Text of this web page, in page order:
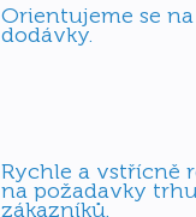
Orientujeme se
dodávky.
Rychle a vstřícně
na požadavky
zákazníků.